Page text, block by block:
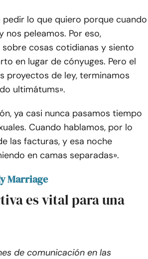
pedir lo que quiero porque cuando
nos peleamos. Por eso,
cosas cotidianas y siento
en lugar de cónyuges. Pero el
proyectos de ley, terminamos
ultimátums».
ya casi nunca pasamos tiempo
Cuando hablamos, por lo
las facturas, y esa noche
en camas separadas».
Marriage
es vital para una
de comunicación en las